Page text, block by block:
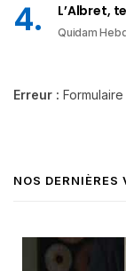
L’Albret,
Quidam
Erreur :
NOS DERNIÈRES